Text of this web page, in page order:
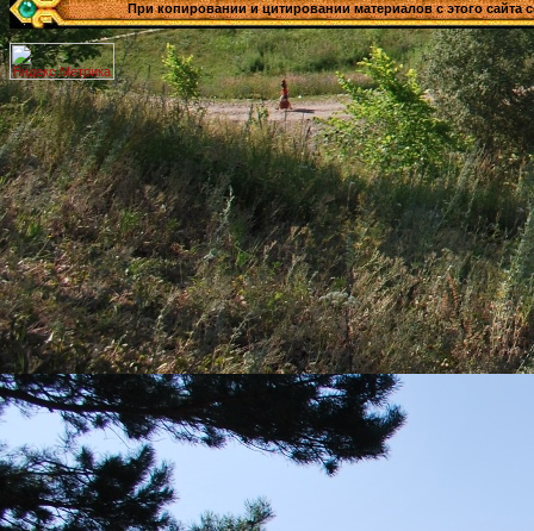
При копировании и цитировании материалов с этого сайта